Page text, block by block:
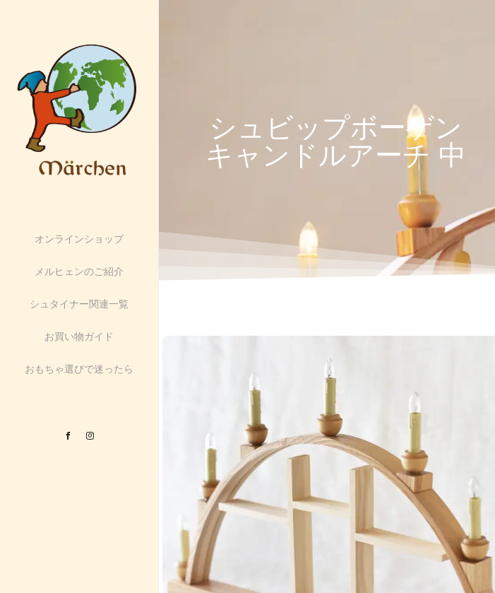
オンラインショップ
メルヒェンのご紹介
シュタイナー関連一覧
お買い物ガイド
おもちゃ選びで迷ったら
Facebook
シュビップボーゲン
キャンドルアーチ 中